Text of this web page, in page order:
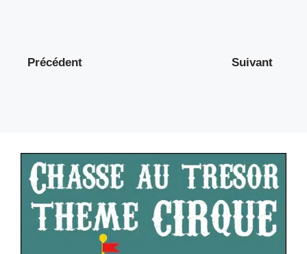
Précédent Suivant